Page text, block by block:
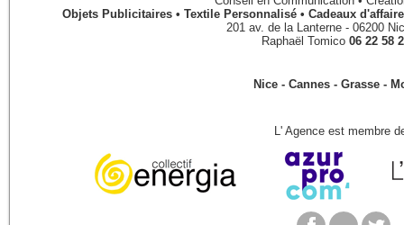
Objets Publicitaires • Textile Personnalisé • Cadeaux
201 av. de la Lanterne - 06200
Raphaël Tomico 06 22 58
Nice - Cannes - Grasse -
L' Agence est membre